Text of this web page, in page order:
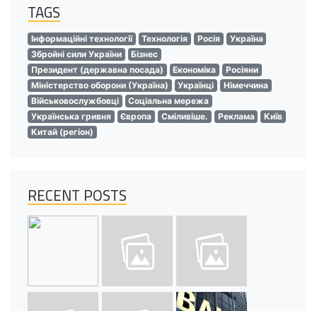
TAGS
Інформаційні технології Технологія Росія
Україна
Збройні сили України
Бізнес
Президент (державна посада)
Економіка
Росіяни
Міністерство оборони (Україна)
Українці
Німеччина
Військовослужбовці
Соціальна мережа
Українська гривня
Європа Сміливіше. Реклама
Київ
Китай (регіон)
RECENT POSTS